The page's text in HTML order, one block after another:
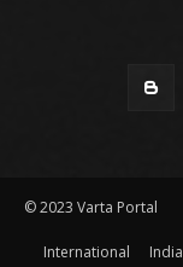
© 2023 Varta Portal
International India